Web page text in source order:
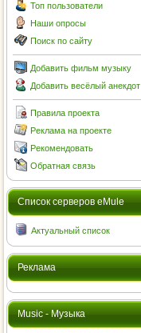
Топ пользователи
Наши опросы
Поиск по сайту
Добавить фильм музыку
Добавить весёлый анекдот
Правила проекта
Реклама на проекте
Рекомендовать
Обратная связь
Cписок серверов eMule
Актуальный список
Реклама
Music - Музыка